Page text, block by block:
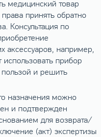
медицинский товар
принять обратно
Консультация по
аксессуаров, например,
использовать прибор
и решить
назначения можно
и подтвержден
для возврата/
(акт) экспертизы